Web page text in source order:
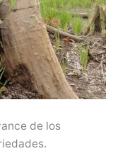
de los